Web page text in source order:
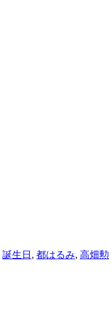
誕生日 , 都はるみ, 高畑勲